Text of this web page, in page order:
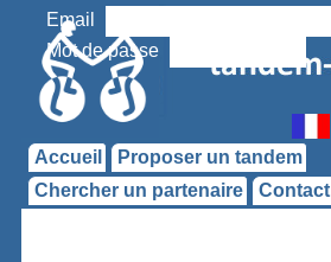
Email
Mot de passe
Accueil
Proposer un tandem
Chercher un partenaire
Contact